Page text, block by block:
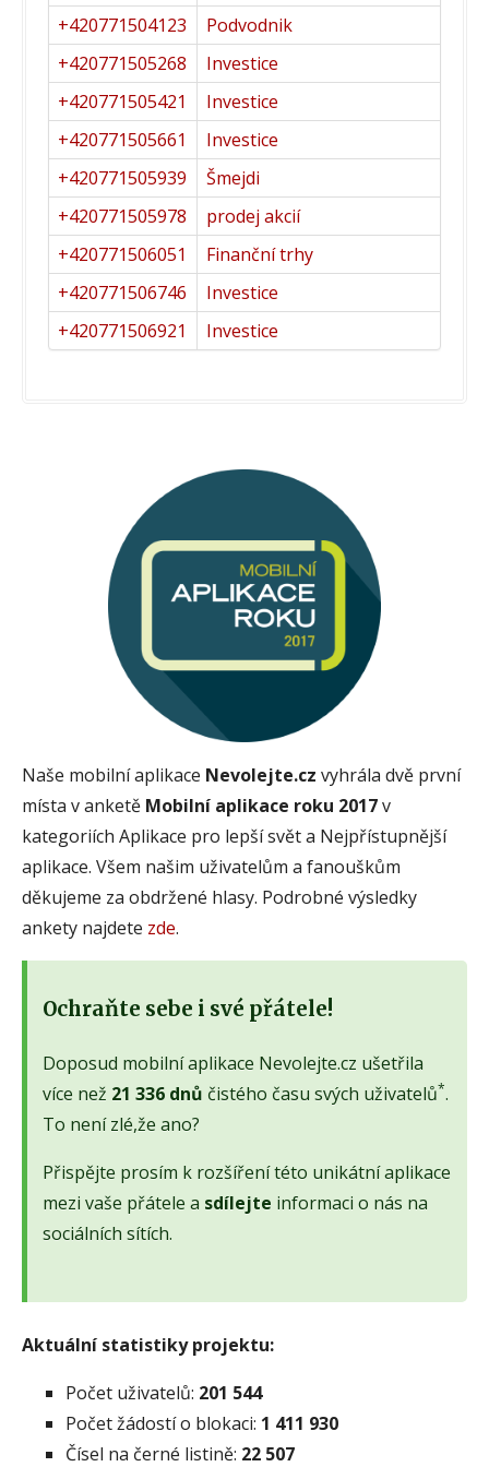
+420771504123
Podvodnik
+420771505268
Investice
+420771505421
Investice
+420771505661
Investice
+420771505939
Šmejdi
+420771505978
prodej akcií
+420771506051
Finanční trhy
+420771506746
Investice
+420771506921
Investice
Naše mobilní aplikace Nevolejte.cz vyhrála dvě první
místa v anketě Mobilní aplikace roku 2017v
kategoriích Aplikace pro lepší svět a Nejpřístupnější
aplikace. Všem našim uživatelům a fanouškům
děkujeme za obdržené hlasy. Podrobné výsledky
ankety najdete zde.
Ochraňte sebe i své přátele!
Doposud mobilní aplikace Nevolejte.cz ušetřila
více než 21 336 dnů čistého času svých uživatelů*.
To není zlé,že ano?
Přispějte prosím k rozšíření této unikátní aplikace
mezi vaše přátele a sdílejte informaci o nás na
sociálních sítích.
Aktuální statistiky projektu:
Počet uživatelů: 201 544
Počet žádostí o blokaci: 1 411 930
Čísel na černé listině: 22 507